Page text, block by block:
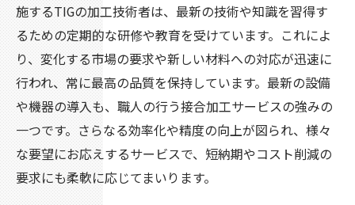
施するTIGの加工技術者は、最新の技術や知識を習得す
るための定期的な研修や教育を受けています。これによ
り、変化する市場の要求や新しい材料への対応が迅速に
行われ、常に最高の品質を保持しています。最新の設備
や機器の導入も、職人の行う接合加工サービスの強みの
一つです。さらなる効率化や精度の向上が図られ、様々
な要望にお応えするサービスで、短納期やコスト削減の
要求にも柔軟に応じてまいります。